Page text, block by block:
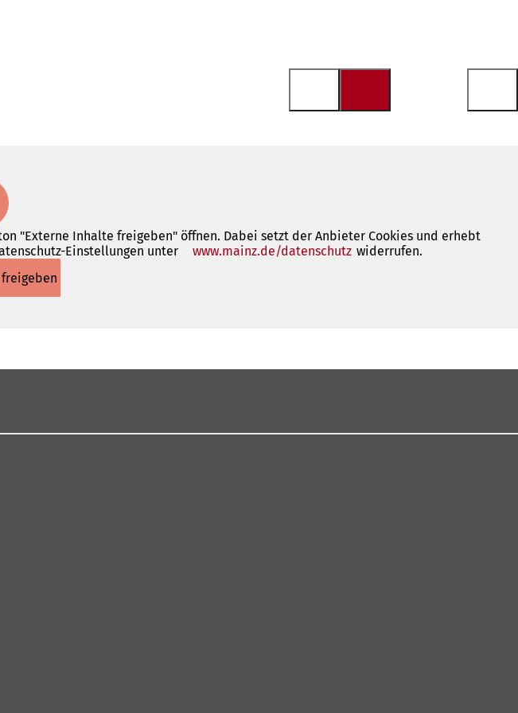
"Externe Inhalte freigeben" öffnen. Dabei setzt der Anbieter Cookies und erhebt
Einstellungen unter
www.mainz.de/datenschutz (Öffnet
widerrufen.
freigeben